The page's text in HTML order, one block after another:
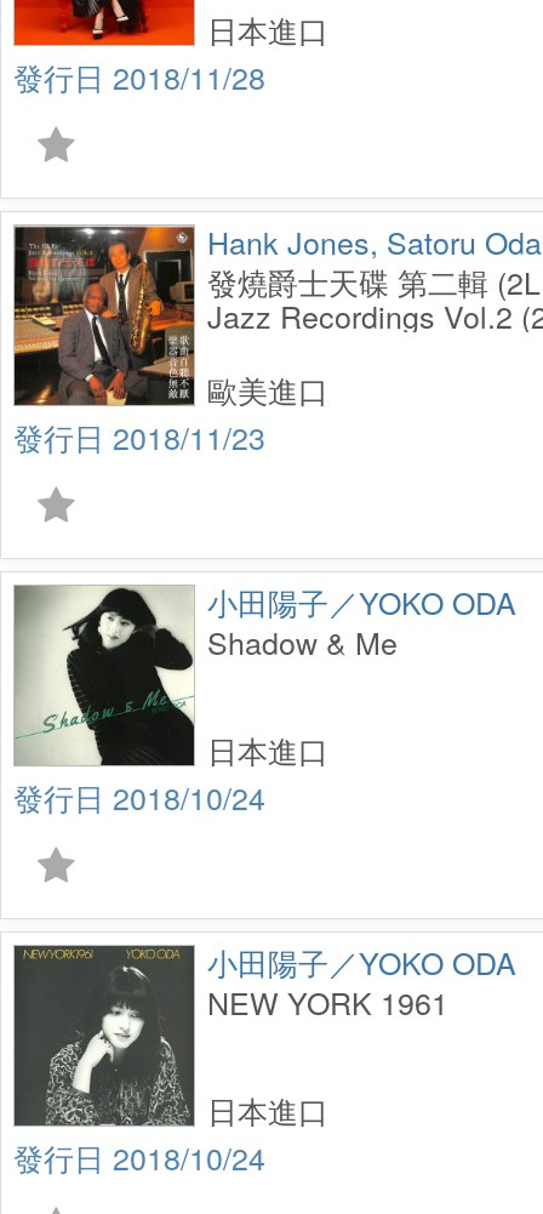
2018/11/28
日本進口
Hank Jones, Satoru
發燒爵士天碟 第二輯
Jazz Recordings Vol.2
2018/11/23
歐美進口
小田陽子／YOKO ODA
Shadow & Me
2018/10/24
日本進口
小田陽子／YOKO ODA
NEW YORK 1961
2018/10/24
日本進口